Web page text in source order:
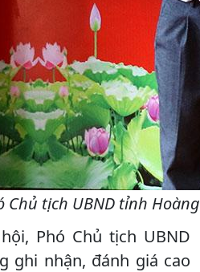
Chủ tịch UBND tỉnh
Phó Chủ tịch UBND
ghi nhận, đánh giá cao